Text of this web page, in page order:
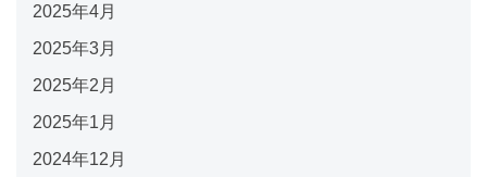
2025年4月
2025年3月
2025年2月
2025年1月
2024年12月